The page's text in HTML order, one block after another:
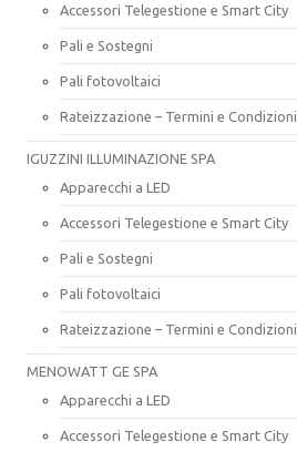
Accessori Telegestione e Smart City
Pali e Sostegni
Pali fotovoltaici
Rateizzazione – Termini e Condizioni
IGUZZINI ILLUMINAZIONE SPA
Apparecchi a LED
Accessori Telegestione e Smart City
Pali e Sostegni
Pali fotovoltaici
Rateizzazione – Termini e Condizioni
MENOWATT GE SPA
Apparecchi a LED
Accessori Telegestione e Smart City